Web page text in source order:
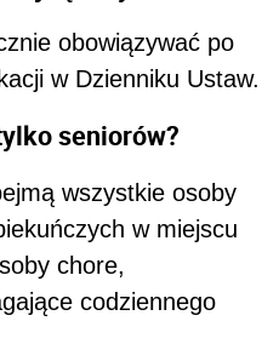
obowiązywać po
w Dzienniku Ustaw.
seniorów?
wszystkie osoby
w miejscu
chore,
codziennego